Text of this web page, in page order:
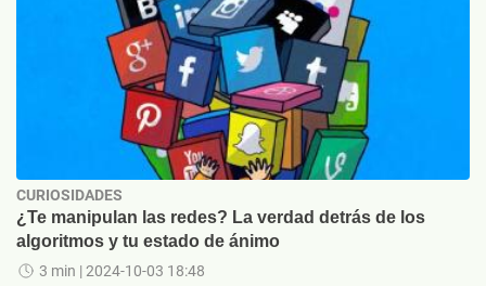
CURIOSIDADES
¿Te manipulan las redes? La verdad detrás de los
algoritmos y tu estado de ánimo
3 min | 2024-10-03 18:48